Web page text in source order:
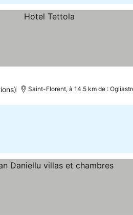
Saint-Florent, à 14.5 km de :